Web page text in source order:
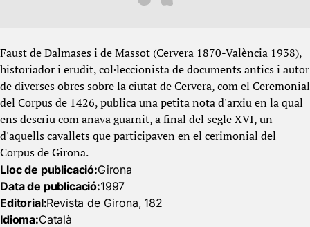
Faust de Dalmases i de Massot (Cervera 1870-València 1938),
historiador i erudit, col·leccionista de documents antics i autor
de diverses obres sobre la ciutat de Cervera, com el Ceremonial
del Corpus de 1426, publica una petita nota d'arxiu en la qual
ens descriu com anava guarnit, a final del segle XVI, un
d'aquells cavallets que participaven en el cerimonial del
Corpus de Girona.
Lloc de publicació:Girona
Data de publicació:1997
Editorial:Revista de Girona, 182
Idioma:Català